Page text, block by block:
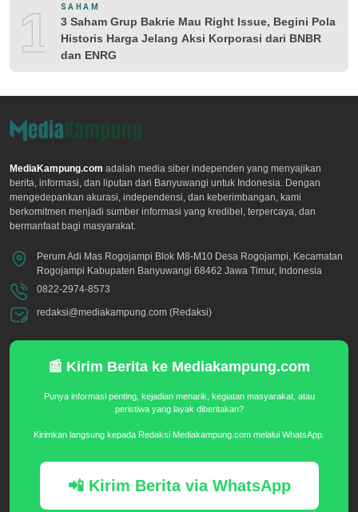
10
SAHAM
3 Saham Grup Bakrie Mau Right Issue, Begini Pola
Historis Harga Jelang Aksi Korporasi dari BNBR
dan ENRG
MediaKampung.com adalah media siber independen yang menyajikan
berita, informasi, dan liputan dari Banyuwangi untuk Indonesia. Dengan
mengedepankan akurasi, independensi, dan keberimbangan, kami
berkomitmen menjadi sumber informasi yang kredibel, terpercaya, dan
bermanfaat bagi masyarakat.
Perum Adi Mas Rogojampi Blok M8-M10 Desa Rogojampi, Kecamatan
Rogojampi Kabupaten Banyuwangi 68462 Jawa Timur, Indonesia
0822-2974-8573
redaksi@mediakampung.com (Redaksi)
📰 Kirim Berita ke Mediakampung.com
Punya informasi penting, kejadian menarik, kegiatan masyarakat, atau
peristiwa yang layak diberitakan?
Kirimkan langsung kepada Redaksi Mediakampung.com melalui WhatsApp.
📲 Kirim Berita via WhatsApp